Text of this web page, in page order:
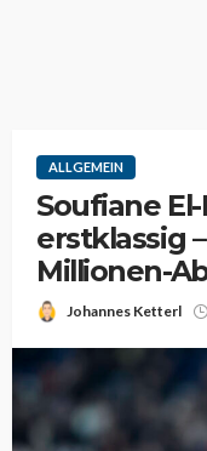
ALLGEMEIN
Soufiane
erstklassig
Millionen-
Johannes Ketterl